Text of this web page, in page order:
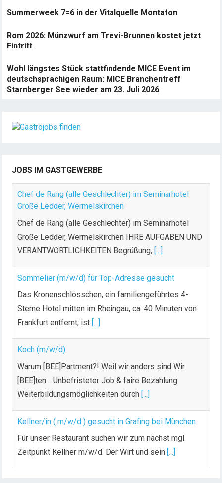
Summerweek 7=6 in der Vitalquelle Montafon
Rom 2026: Münzwurf am Trevi-Brunnen kostet jetzt
Eintritt
Wohl längstes Stück stattfindende MICE Event im
deutschsprachigen Raum: MICE Branchentreff
Starnberger See wieder am 23. Juli 2026
JOBS IM GASTGEWERBE
Chef de Rang (alle Geschlechter) im Seminarhotel
Große Ledder, Wermelskirchen
Chef de Rang (alle Geschlechter) im Seminarhotel
Große Ledder, Wermelskirchen IHRE AUFGABEN UND
VERANTWORTLICHKEITEN Begrüßung, [...]
Sommelier (m/w/d) für Top-Adresse gesucht
Das Kronenschlösschen, ein familiengeführtes 4-
Sterne Hotel mitten im Rheingau, ca. 40 Minuten von
Frankfurt entfernt, ist [...]
Koch (m/w/d)
Warum [BEE]Partment?! Weil wir anders sind Wir
[BEE]ten… Unbefristeter Job & faire Bezahlung
Weiterbildungsmöglichkeiten durch [...]
Kellner/in ( m/w/d ) gesucht in Grafing bei München
Für unser Restaurant suchen wir zum nächst mgl.
Zeitpunkt Kellner m/w/d. Der Wirt und sein [...]